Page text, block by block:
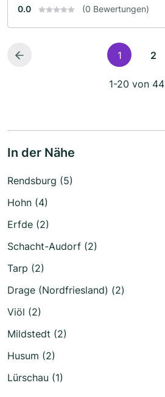
0.0 (0 Bewertungen)
1 2
1-20 von 44
In der Nähe
Rendsburg (5)
Hohn (4)
Erfde (2)
Schacht-Audorf (2)
Tarp (2)
Drage (Nordfriesland) (2)
Viöl (2)
Mildstedt (2)
Husum (2)
Lürschau (1)